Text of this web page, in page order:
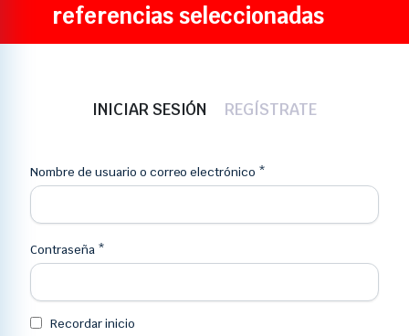
referencias seleccionadas
INICIAR SESIÓN REGÍSTRATE
Nombre de usuario o correo electrónico *
Contraseña *
Recordar inicio